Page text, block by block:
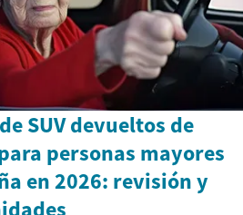
SUV devueltos de
personas mayores
en 2026: revisión y